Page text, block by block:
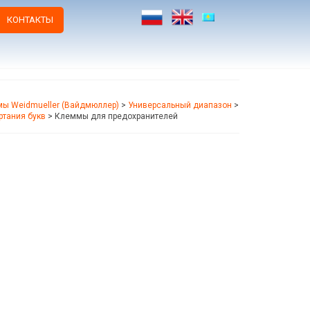
КОНТАКТЫ
Weidmueller (Вайдмюллер) > Универсальный диапазон >
букв > Клеммы для предохранителей